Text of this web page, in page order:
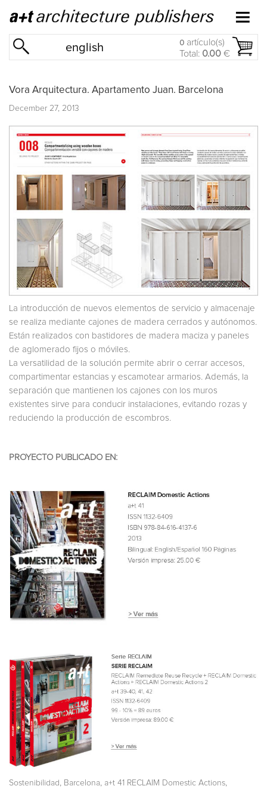
english 0 artículo(s)
Total: 0.00 €
Vora Arquitectura. Apartamento Juan. Barcelona
December 27, 2013
La introducción de nuevos elementos de servicio y almacenaje
se realiza mediante cajones de madera cerrados y autónomos.
Están realizados con bastidores de madera maciza y paneles
de aglomerado fijos o móviles.
La versatilidad de la solución permite abrir o cerrar accesos,
compartimentar estancias y escamotear armarios. Además, la
separación que mantienen los cajones con los muros
existentes sirve para conducir instalaciones, evitando rozas y
reduciendo la producción de escombros.
PROYECTO PUBLICADO EN:
Sostenibilidad , Barcelona, a+t 41 RECLAIM Domestic Actions,